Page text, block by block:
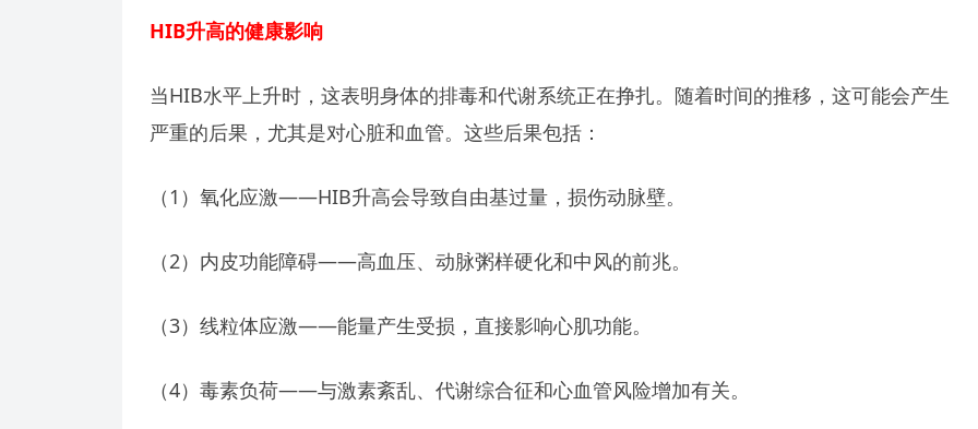
HIB升高的健康影响
当HIB水平上升时，这表明身体的排毒和代谢系统正在挣扎。随着时间的推移，这可能会产生
严重的后果，尤其是对心脏和血管。这些后果包括：
（1）氧化应激——HIB升高会导致自由基过量，损伤动脉壁。
（2）内皮功能障碍——高血压、动脉粥样硬化和中风的前兆。
（3）线粒体应激——能量产生受损，直接影响心肌功能。
（4）毒素负荷——与激素紊乱、代谢综合征和心血管风险增加有关。